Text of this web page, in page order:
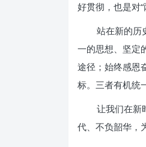
好贯彻，也是对“
站在新的历
一的思想、坚定
途径；始终感恩
标。三者有机统
让我们在新
代、不负韶华，